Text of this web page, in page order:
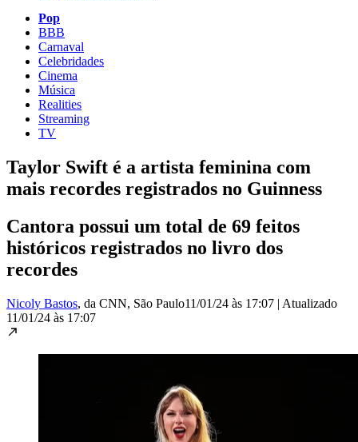
Pop
BBB
Carnaval
Celebridades
Cinema
Música
Realities
Streaming
TV
Taylor Swift é a artista feminina com
mais recordes registrados no Guinness
Cantora possui um total de 69 feitos
históricos registrados no livro dos
recordes
Nicoly Bastos, da CNN, São Paulo11/01/24 às 17:07 | Atualizado
11/01/24 às 17:07